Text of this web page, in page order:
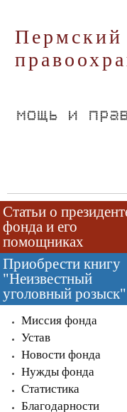
Пермский
Статьи о
фонда и его
помощниках
Приобрести книгу
"Неизвестный
уголовный розыск"
Миссия фонда
Устав
Новости фонда
Нужды фонда
Статистика
Благодарности